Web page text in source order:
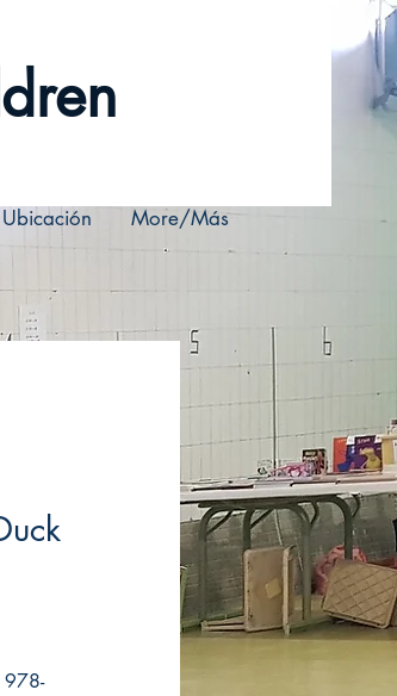
Ubicación More/Más
978-